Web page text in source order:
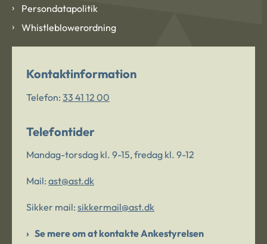
Persondatapolitik
Whistleblowerordning
Kontaktinformation
Telefon: 33 41 12 00
Telefontider
Mandag-torsdag kl. 9-15, fredag kl. 9-12
Mail: ast@ast.dk
Sikker mail: sikkermail@ast.dk
Se mere om at kontakte Ankestyrelsen